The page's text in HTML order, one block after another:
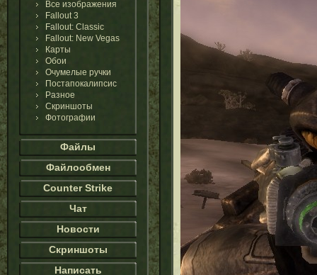
Все изображения
Fallout 3
Fallout: Classic
Fallout: New Vegas
Карты
Обои
Очумелые ручки
Постапокалипсис
Разное
Скриншоты
Фотографии
Файлы
Файлообмен
Counter Strike
Чат
Новости
Скриншоты
Написать